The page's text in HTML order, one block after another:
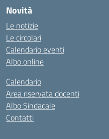
Novità
Le notizie
Le circolari
Calendario eventi
Albo online
Calendario
Area riservata docenti
Albo Sindacale
Contatti